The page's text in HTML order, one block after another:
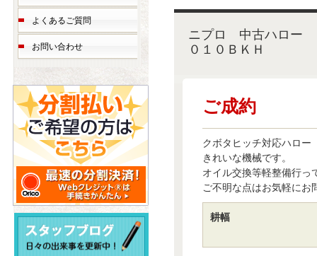
ニプロ 中古ハ
０１０ＢＫＨ
ご成約
クボタヒッチ対応ハロー
きれいな機械です。
オイル交換等軽整備行っ
ご不明な点はお気軽にお
耕幅
よくあるご質問
お問い合わせ